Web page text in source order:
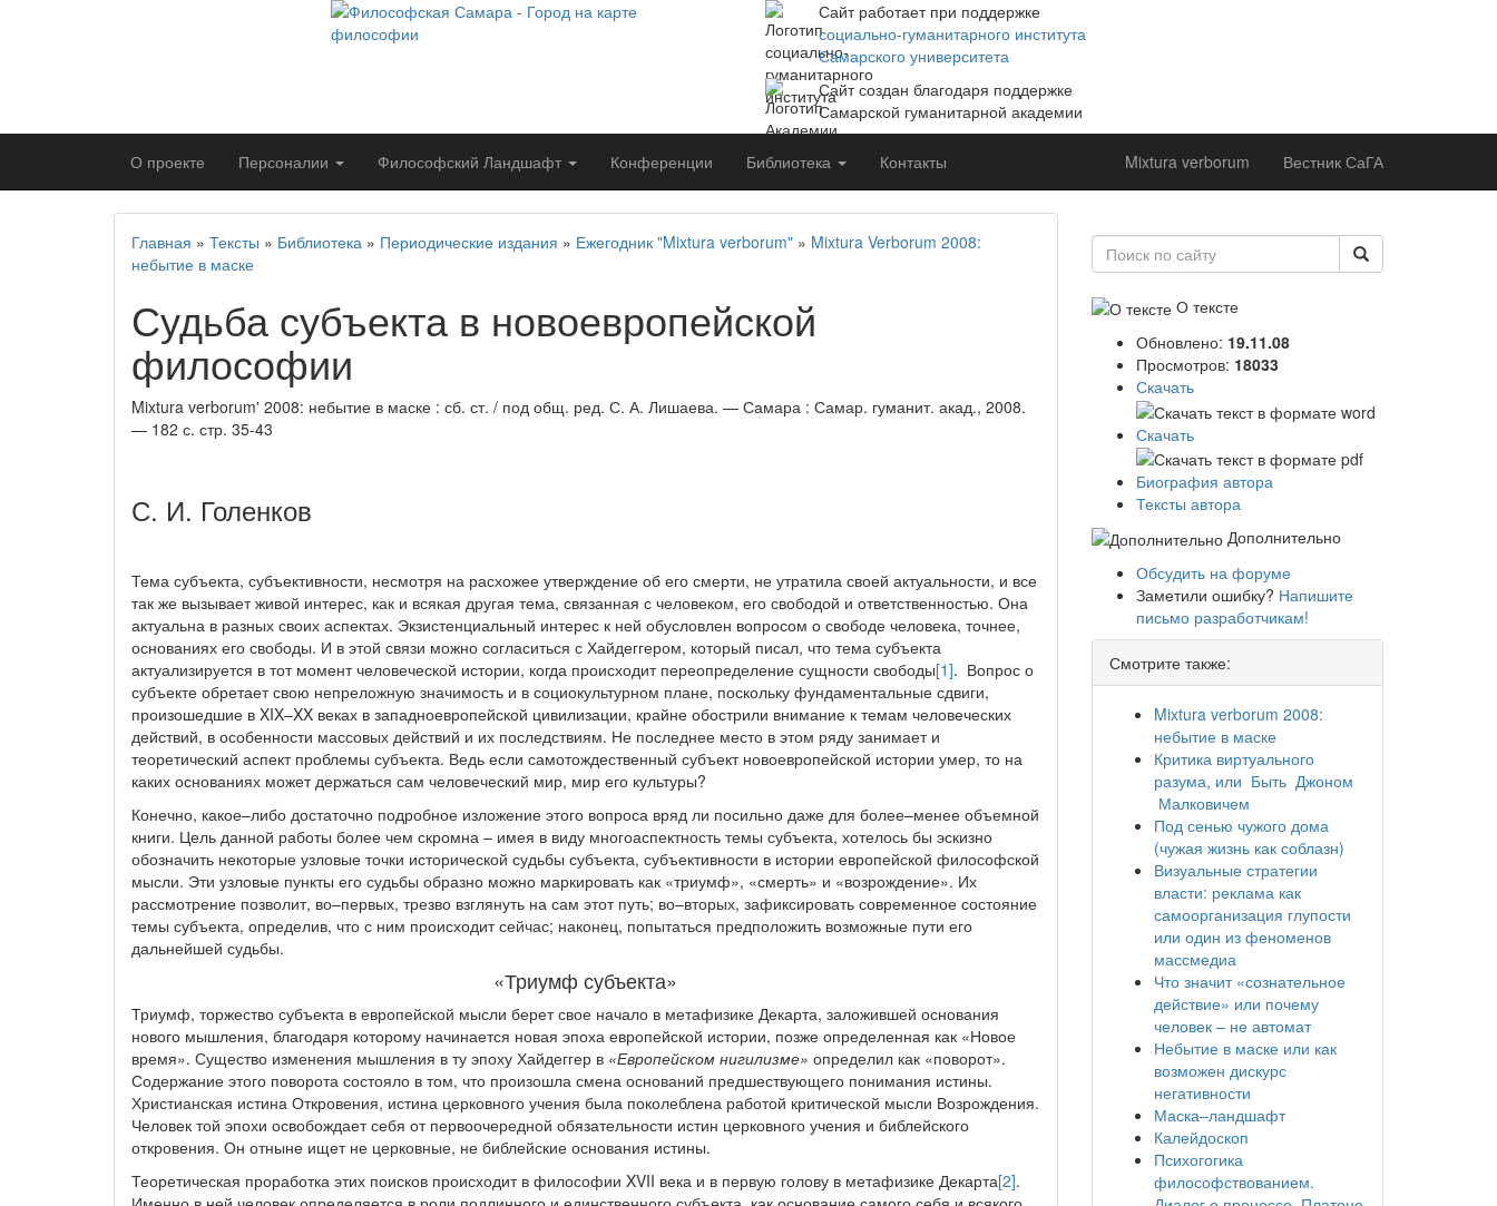
Сайт работает при поддержке
социально-гуманитарного института
Самарского университета
Сайт создан благодаря поддержке
Самарской гуманитарной академии
О проекте Персоналии Философский Ландшафт Конференции Библиотека Контакты Mixtura verborum Вестник СаГА
Главная » Тексты » Библиотека » Периодические издания » Ежегодник "Mixtura verborum" » Mixtura Verborum 2008:
небытие в маске
Судьба субъекта в новоевропейской
философии
Mixtura verborum' 2008: небытие в маске : сб. ст. / под общ. ред. С. А. Лишаева. — Самара : Самар. гуманит. акад., 2008.
— 182 с. стр. 35-43
С. И. Голенков
Тема субъекта, субъективности, несмотря на расхожее утверждение об его смерти, не утратила своей актуальности, и все
так же вызывает живой интерес, как и всякая другая тема, связанная с человеком, его свободой и ответственностью. Она
актуальна в разных своих аспектах. Экзистенциальный интерес к ней обусловлен вопросом о свободе человека, точнее,
основаниях его свободы. И в этой связи можно согласиться с Хайдеггером, который писал, что тема субъекта
актуализируется в тот момент человеческой истории, когда происходит переопределение сущности свободы[1]. Вопрос о
субъекте обретает свою непреложную значимость и в социокультурном плане, поскольку фундаментальные сдвиги,
произошедшие в XIX–XX веках в западноевропейской цивилизации, крайне обострили внимание к темам человеческих
действий, в особенности массовых действий и их последствиям. Не последнее место в этом ряду занимает и
теоретический аспект проблемы субъекта. Ведь если самотождественный субъект новоевропейской истории умер, то на
каких основаниях может держаться сам человеческий мир, мир его культуры?
Конечно, какое–либо достаточно подробное изложение этого вопроса вряд ли посильно даже для более–менее объемной
книги. Цель данной работы более чем скромна – имея в виду многоаспектность темы субъекта, хотелось бы эскизно
обозначить некоторые узловые точки исторической судьбы субъекта, субъективности в истории европейской философской
мысли. Эти узловые пункты его судьбы образно можно маркировать как «триумф», «смерть» и «возрождение». Их
рассмотрение позволит, во–первых, трезво взглянуть на сам этот путь; во–вторых, зафиксировать современное состояние
темы субъекта, определив, что с ним происходит сейчас; наконец, попытаться предположить возможные пути его
дальнейшей судьбы.
«Триумф субъекта»
Триумф, торжество субъекта в европейской мысли берет свое начало в метафизике Декарта, заложившей основания
нового мышления, благодаря которому начинается новая эпоха европейской истории, позже определенная как «Новое
время». Существо изменения мышления в ту эпоху Хайдеггер в «Европейском нигилизме» определил как «поворот».
Содержание этого поворота состояло в том, что произошла смена оснований предшествующего понимания истины.
Христианская истина Откровения, истина церковного учения была поколеблена работой критической мысли Возрождения.
Человек той эпохи освобождает себя от первоочередной обязательности истин церковного учения и библейского
откровения. Он отныне ищет не церковные, не библейские основания истины.
Теоретическая проработка этих поисков происходит в философии XVII века и в первую голову в метафизике Декарта[2].
О тексте
Обновлено: 19.11.08
Просмотров: 18033
Скачать
Скачать
Биография автора
Тексты автора
Дополнительно
Обсудить на форуме
Заметили ошибку? Напишите
письмо разработчикам!
Смотрите также:
Mixtura verborum 2008:
небытие в маске
Критика виртуального
разума, или Быть Джоном
Малковичем
Под сенью чужого дома
(чужая жизнь как соблазн)
Визуальные стратегии
власти: реклама как
самоорганизация глупости
или один из феноменов
массмедиа
Что значит «сознательное
действие» или почему
человек – не автомат
Небытие в маске или как
возможен дискурс
негативности
Маска–ландшафт
Калейдоскоп
Психогогика
философствованием.